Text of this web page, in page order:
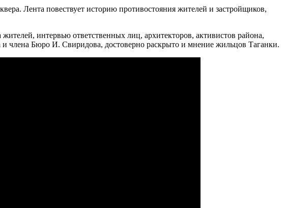
Лента повествует историю противостояния жителей и застройщиков,
интервью ответственных лиц, архитекторов, активистов района,
Бюро И. Свиридова, достоверно раскрыто и мнение жильцов Таганки.